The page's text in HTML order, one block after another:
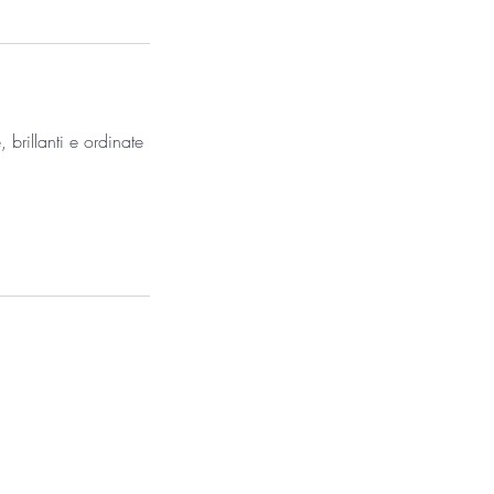
brillanti e ordinate